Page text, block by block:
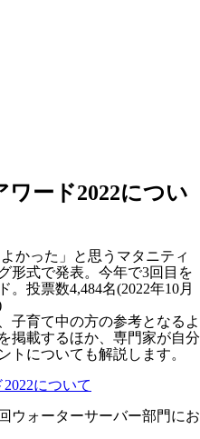
ード2022につい
かった」と思うマタニティ
形式で発表。今年で3回目を
投票数4,484名(2022年10月
子育て中の方の参考となるよ
掲載するほか、専門家が自分
トについても解説します。
について
ウォーターサーバー部門にお